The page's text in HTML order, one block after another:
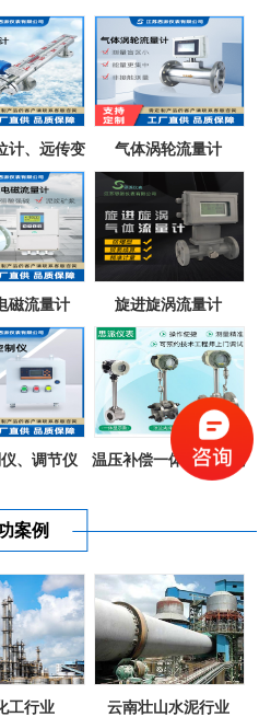
计、远传变
磁致...
气体涡轮流量计
磁流量计 旋进旋涡流量计
、调节仪
温压补偿一体式涡街流
案例
工行业 云南壮山水泥行业